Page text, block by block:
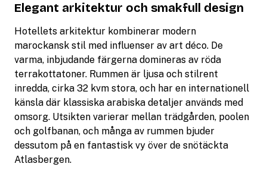
Elegant arkitektur och smakfull design
Hotellets arkitektur kombinerar modern
marockansk stil med influenser av art déco. De
varma, inbjudande färgerna domineras av röda
terrakottatoner. Rummen är ljusa och stilrent
inredda, cirka 32 kvm stora, och har en internationell
känsla där klassiska arabiska detaljer används med
omsorg. Utsikten varierar mellan trädgården, poolen
och golfbanan, och många av rummen bjuder
dessutom på en fantastisk vy över de snötäckta
Atlasbergen.